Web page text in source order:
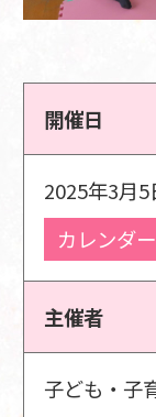
開催日
2025年3月5
カレンダ
主催者
子ども・子